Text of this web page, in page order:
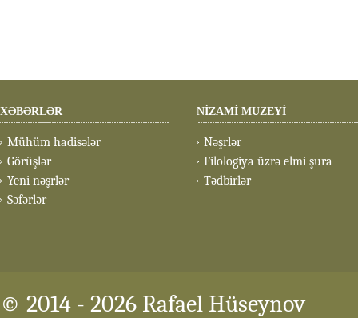
XƏBƏRLƏR
Mühüm hadisələr
Görüşlər
Yeni nəşrlər
Səfərlər
NİZAMİ MUZEYİ
Nəşrlər
Filologiya üzrə elmi şura
Tədbirlər
© 2014 - 2026 Rafael Hüseynov